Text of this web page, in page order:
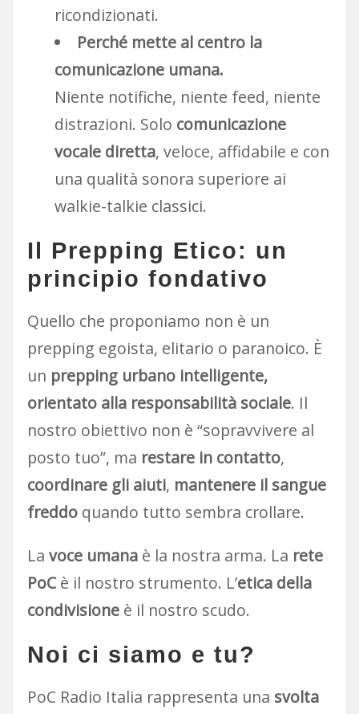
ricondizionati.
Perché mette al centro la
comunicazione umana.
Niente notifiche, niente feed, niente
distrazioni. Solo comunicazione
vocale diretta, veloce, affidabile e con
una qualità sonora superiore ai
walkie-talkie classici.
Il Prepping Etico: un
principio fondativo
Quello che proponiamo non è un
prepping egoista, elitario o paranoico. È
un prepping urbano intelligente,
orientato alla responsabilità sociale. Il
nostro obiettivo non è “sopravvivere al
posto tuo”, ma restare in contatto,
coordinare gli aiuti, mantenere il sangue
freddoquando tutto sembra crollare.
La voce umanaè la nostra arma. La rete
PoCè il nostro strumento. L’etica della
condivisioneè il nostro scudo.
Noi ci siamo e tu?
PoC Radio Italia rappresenta una svolta